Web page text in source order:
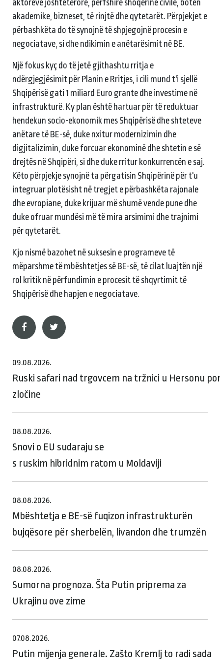
aktorëve joshtetërorë, përfshirë shoqërinë civile, botën
akademike, bizneset, të rinjtë dhe qytetarët. Përpjekjet e
përbashkëta do të synojnë të shpjegojnë procesin e
negociatave, si dhe ndikimin e anëtarësimit në BE.
Një fokus kyç do të jetë gjithashtu rritja e
ndërgjegjësimit për Planin e Rritjes, i cili mund t'i sjellë
Shqipërisë gati 1 miliard Euro grante dhe investime në
infrastrukturë. Ky plan është hartuar për të reduktuar
hendekun socio-ekonomik mes Shqipërisë dhe shteteve
anëtare të BE-së, duke nxitur modernizimin dhe
digjitalizimin, duke forcuar ekonominë dhe shtetin e së
drejtës në Shqipëri, si dhe duke rritur konkurrencën e saj.
Këto përpjekje synojnë ta përgatisin Shqipërinë për t'u
integruar plotësisht në tregjet e përbashkëta rajonale
dhe evropiane, duke krijuar më shumë vende pune dhe
duke ofruar mundësi më të mira arsimimi dhe trajnimi
për qytetarët.
Kjo nismë bazohet në suksesin e programeve të
mëparshme të mbështetjes së BE-së, të cilat luajtën një
rol kritik në përfundimin e procesit të shqyrtimit të
Shqipërisë dhe hapjen e negociatave.
09.08.2026.
Ruski safari nad trgovcem na tržnici u Hersonu
zločine
08.08.2026.
Snovi o EU sudaraju se
s ruskim hibridnim ratom u Moldaviji
08.08.2026.
Mbështetja e BE-së fuqizon infrastrukturën
bujqësore për sherbelën, livandon dhe trumzën
08.08.2026.
Sumorna prognoza. Šta Putin priprema za
Ukrajinu ove zime
07.08.2026.
Putin mijenja generale. Zašto Kremlj to radi sada